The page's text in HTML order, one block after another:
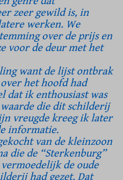
zeer gewild is, in
werken. We
over de prijs en
voor de deur met het
want de lijst ontbrak
het hoofd had
dat ik enthousiast was
die dit schilderij
vreugde kreeg ik later
informatie.
van de kleinzoon
die de “Sterkenburg”
de oude
had gezet. Dat